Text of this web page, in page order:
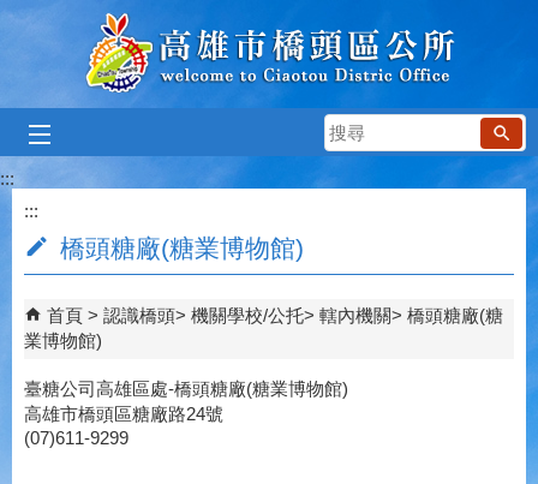
跳到主要內容區塊
搜
尋
:::
:::
橋頭糖廠(糖業博物館)
首頁 認識橋頭 機關學校/公托 轄內機關
橋頭糖廠(糖
業博物館)
臺糖公司高雄區處-橋頭糖廠(糖業博物館)
高雄市橋頭區糖廠路24號
(07)611-9299